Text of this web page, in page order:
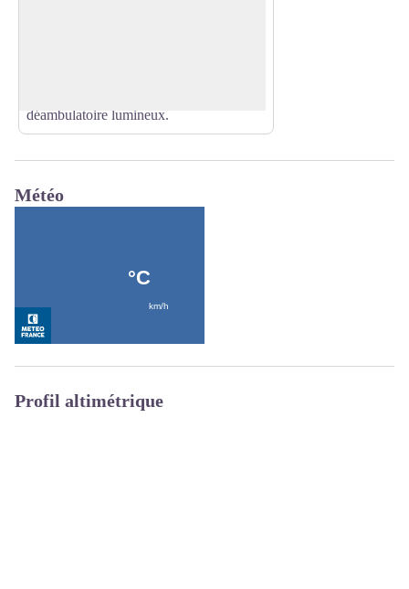
déambulatoire lumineux.
Météo
Profil altimétrique